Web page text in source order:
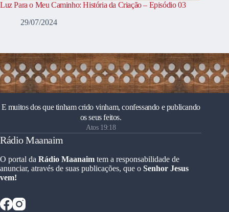
Luz Para o Meu Caminho: História da Criação – Episódio 03
29/07/2024
E muitos dos que tinham crido vinham, confessando e publicando
os seus feitos.
Atos 19:18
Rádio Maanaim
O portal da Rádio Maanaim tem a responsabilidade de
anunciar, através de suas publicações, que o Senhor Jesus
vem!